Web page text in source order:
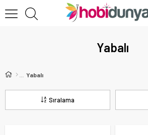
Yabalı
Yabalı
Sıralama